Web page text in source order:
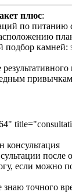
плюс:
по питанию
камней:
консультация
после
если можно
знаю точного